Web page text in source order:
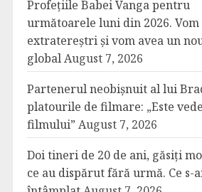
Profețiile Babei Vanga pentru
următoarele luni din 2026.
extratereștri și vom avea un
globalAugust 7, 2026
Partenerul neobișnuit al lui
platourile de filmare: „Este
filmului” August 7, 2026
Doi tineri de 20 de ani, găsiți
ce au dispărut fără urmă. Ce s-